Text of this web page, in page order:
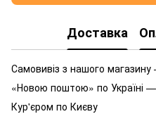
Доставка
Самовивіз з нашого
«Новою поштою» по Україні
Кур'єром по Києву